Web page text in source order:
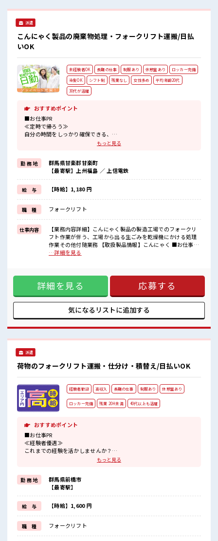
派遣
こんにゃく製品の廃棄物処理・フォークリフト運搬/日払
いOK
未経験者OK 長期の仕事 制服あり 休憩室あり
ロッカー完備
染髪OK
シフト制 残業なし 女性多め
平均年齢20代
30代が活躍
おすすめポイント
■お仕事PR
≪定時で帰ろう≫
自分の時間をしっかり確保できる、
もちろん男性の応募も歓迎ですよ！
≪ヘアカラーOKで自由な雰囲気の職場≫
明るすぎたり奇抜でなければ基本的に自由！
(規定有)≪ラクラク制服アリ≫
制服があるので、
毎日の服装の悩み解消♪
≪未経験OKの仕事≫
新しいことにチャレンジするのは不安だけど、
しっかり働く環境が整っています！
イチからスキルUP・ステップUP目指していきましょう！
■職場の雰囲気
女性が多い職場ですが男女は問いません！
20代活躍中のフレッシュな職場です☆
もっと見る
勤 務 地
群馬県甘楽郡甘楽町
【最寄駅】上州福島 ／ 上信電鉄
給 与 【時給】1,180 円
職 種 フォークリフト
仕事内容
【業務内容詳細】こんにゃく製品の製造工場でのフォークリ
フト作業が伴う、工場から出る生ごみを乾燥機にかける処理
作業その他付随業務 【取扱製品情報】こんにゃく ■お仕事PR
≪定時で帰ろう≫ 自分の時間をしっかり確保できる、 残業基
明るすぎたり奇抜でなければ基本的に自由！ (規定有)≪ラク
ラク制服アリ≫ 制服があるので、 毎日の服装の悩み解消♪ ≪
未経験OKの仕事≫ 新しいことにチャレンジするのは不安だけ
ど、 しっかり働く環境が整っています！ イチからスキルUP・
ステップUP目指していきましょう！ ■職場の雰囲気 女性が多
い職場ですが男女は問いません！ 応募お待ちしております！
のフレッシュな職場です☆
…詳細を見る
詳細を見る 応募する
気になるリストに追加する
派遣
荷物のフォークリフト運搬・仕分け・積替え/日払いOK
経験者歓迎 高収入 長期の仕事 制服あり 休憩室あり
ロッカー完備 残業 20H未満 40代以上も活躍
おすすめポイント
■お仕事PR
≪経験者優遇≫
これまでの経験を活かしませんか？
≪ちょっとの残業で収入アップ≫
残業は月20時間未満で、
ほどよく稼げます♪
≪動きやすい制服アリ≫
制服があるので、
毎日の服装の悩み解消♪
≪様々なお仕事をご提案≫
一人で悩まず気軽に相談できる、
派遣のお仕事です！
もっと見る
勤 務 地
群馬県前橋市
【最寄駅】
給 与 【時給】1,600 円
職 種 フォークリフト